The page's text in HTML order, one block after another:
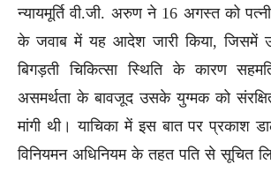
न्यायमूर्ति वी.जी. अरुण ने 16 अगस्त को पत्नी
के जवाब में यह आदेश जारी किया, जिसमें
बिगड़ती चिकित्सा स्थिति के कारण
असमर्थता के बावजूद उसके युग्मक को
मांगी थी। याचिका में इस बात पर प्रकाश
विनियमन अधिनियम के तहत पति से सूचित